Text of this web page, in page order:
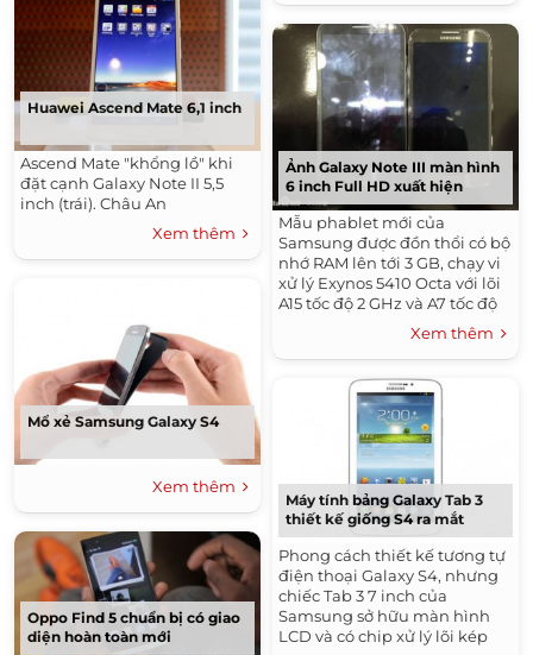
Huawei Ascend Mate 6,1 inch
Ascend Mate "khổng lồ" khi
đặt cạnh Galaxy Note II 5,5
inch (trái). Châu An
Xem thêm
Mổ xẻ Samsung Galaxy S4
Xem thêm
Oppo Find 5 chuẩn bị có giao
diện hoàn toàn mới
Ảnh Galaxy Note III màn hình
6 inch Full HD xuất hiện
Mẫu phablet mới của
Samsung được đồn thổi có bộ
nhớ RAM lên tới 3 GB, chạy vi
xử lý Exynos 5410 Octa với lõi
A15 tốc độ 2 GHz và A7 tốc độ
Xem thêm
Máy tính bảng Galaxy Tab 3
thiết kế giống S4 ra mắt
Phong cách thiết kế tương tự
điện thoại Galaxy S4, nhưng
chiếc Tab 3 7 inch của
Samsung sở hữu màn hình
LCD và có chip xử lý lõi kép